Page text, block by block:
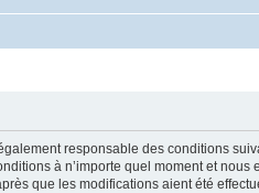
responsable des conditions
à n’importe quel moment et nous
que les modifications aient été